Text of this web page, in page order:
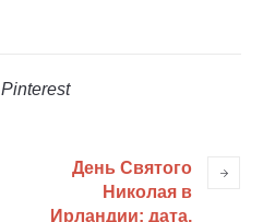
Pinterest
День Святого
Николая в
Ирландии: дата,